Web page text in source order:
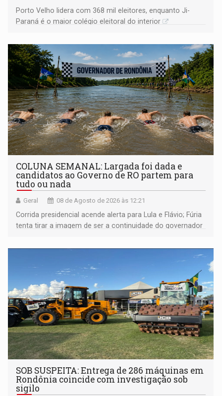
Porto Velho lidera com 368 mil eleitores, enquanto Ji-
Paraná é o maior colégio eleitoral do interior
COLUNA SEMANAL: Largada foi dada e
candidatos ao Governo de RO partem para
tudo ou nada
Geral 08 de Agosto de 2026 às 12:21
Corrida presidencial acende alerta para Lula e Flávio; Fúria
tenta tirar a imagem de ser a continuidade do governador
não ter entrado no modo eleição; ABAV faz evento em
SOB SUSPEITA: Entrega de 286 máquinas em
Rondônia coincide com investigação sob
sigilo